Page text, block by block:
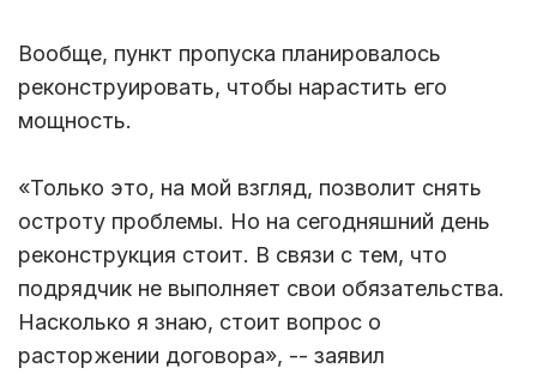
Вообще, пункт пропуска планировалось
реконструировать, чтобы нарастить его
мощность.
«Только это, на мой взгляд, позволит снять
остроту проблемы. Но на сегодняшний день
реконструкция стоит. В связи с тем, что
подрядчик не выполняет свои обязательства.
Насколько я знаю, стоит вопрос о
расторжении договора», -- заявил